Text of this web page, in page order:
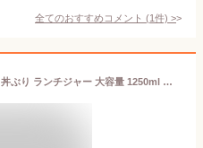
全てのおすすめコメント (1件) >
スケーター(Skater) 保温 保冷 丼ぶり ランチジャー 大容量 1250ml 折りたたみハンドル付 抗菌 スパイダーマン 男の子 LDNO13AG